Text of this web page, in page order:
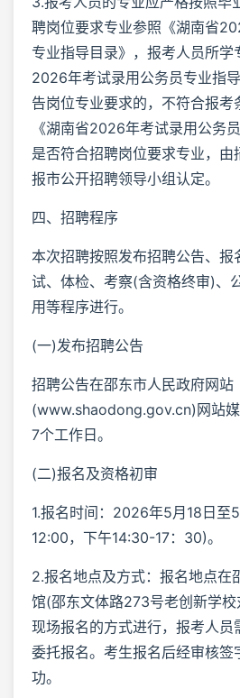
聘岗位要求专业参照《湖南省
专业指导目录》，报考人员所学
2026年考试录用公务员专业指
告岗位专业要求的，不符合报考
《湖南省2026年考试录用公务
是否符合招聘岗位要求专业，由
报市公开招聘领导小组认定。
四、招聘程序
本次招聘按照发布招聘公告、报
试、体检、考察(含资格终审)、
用等程序进行。
(一)发布招聘公告
招聘公告在邵东市人民政府网站
(www.shaodong.gov.cn)网站
7个工作日。
(二)报名及资格初审
1.报名时间：2026年5月18日
12:00，下午14:30-17：30)。
2.报名地点及方式：报名地点在
馆(邵东文体路273号老创新学
现场报名的方式进行，报考人员
委托报名。考生报名后经审核签
功。